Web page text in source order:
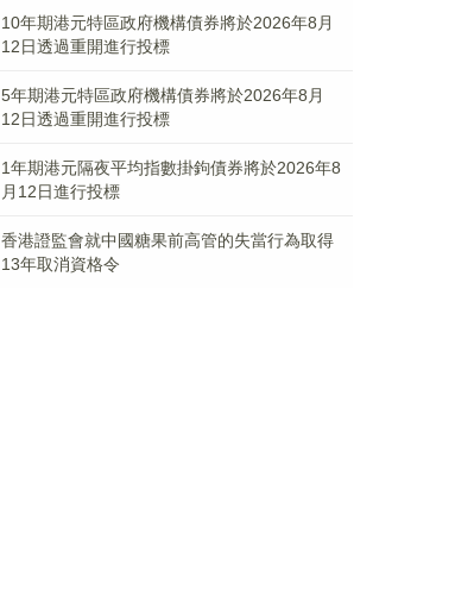
10年期港元特區政府機構債券將於2026年8月
12日透過重開進行投標
5年期港元特區政府機構債券將於2026年8月
12日透過重開進行投標
1年期港元隔夜平均指數掛鉤債券將於2026年8
月12日進行投標
香港證監會就中國糖果前高管的失當行為取得
13年取消資格令